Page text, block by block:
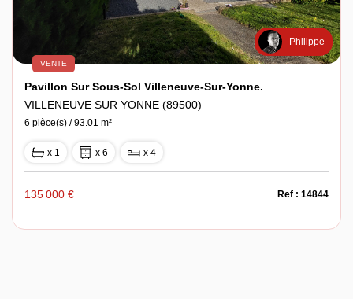
Philippe
VENTE
Pavillon Sur Sous-Sol Villeneuve-Sur-Yonne.
VILLENEUVE SUR YONNE (89500)
6 pièce(s) / 93.01 m²
x 1 x 6 x 4
135 000 € Ref : 14844